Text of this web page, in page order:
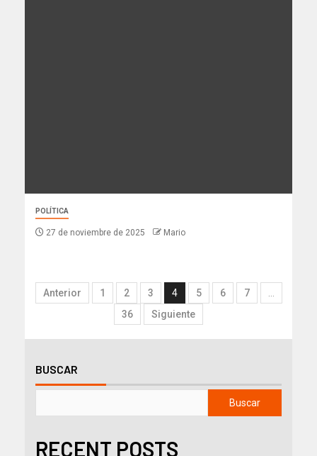
POLÍTICA
27 de noviembre de 2025 Mario
Anterior 1 2 3 4 5 6 7
36
Siguiente
BUSCAR
Buscar
RECENT POSTS